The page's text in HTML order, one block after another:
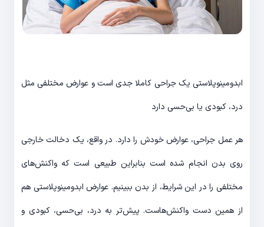
ابدومینوپلاستی یک جراحی کاملا جدی است و عوارض مختلفی مثل
درد، کبودی یا بی‌حسی دارد
هر عمل جراحی، عوارض خودش را دارد. در واقع، یک دخالت خارجی
روی بدن انجام شده است بنابراین طبیعی است که واکنش‌های
مختلفی را در این شرایط، از بدن ببینیم. عوارض ابدومینوپلاستی هم
از همین دست واکنش‌هاست. پیش‌تر به درد، بی‌حسی، کبودی و